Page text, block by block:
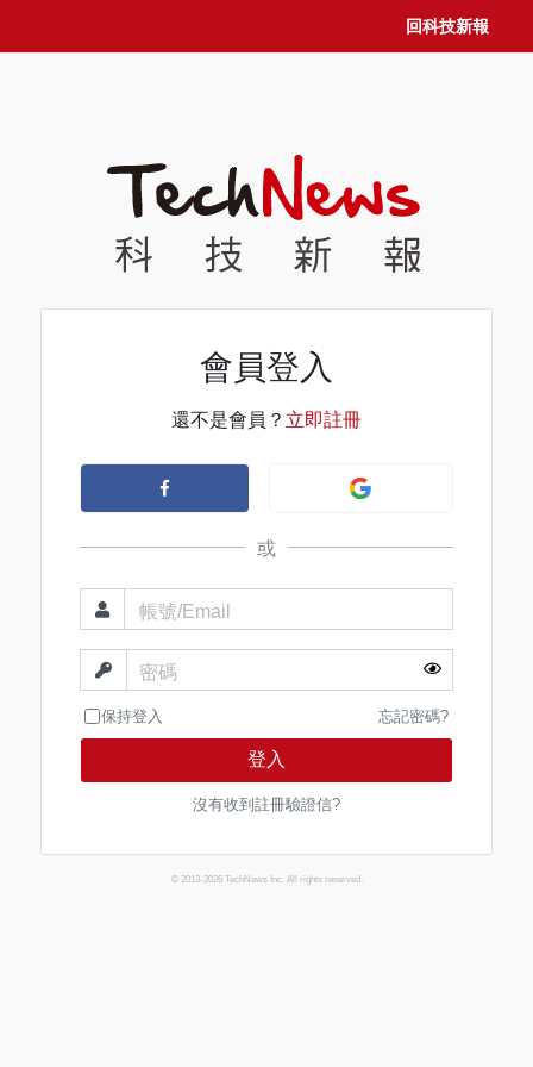
回科技新報
會員登入
還不是會員？ 立即註冊
或
帳號/Email
密碼
保持登入 忘記密碼?
登入
沒有收到註冊驗證信?
© 2013-2026 TechNews Inc. All rights reserved.